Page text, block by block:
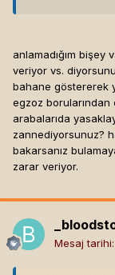
anlamadığım bişey
veriyor vs.
bahane göstererek
egzoz borularından
arabalarıda
zannediyorsunuz?
bakarsanız
zarar veriyor.
Mesaj tarihi: